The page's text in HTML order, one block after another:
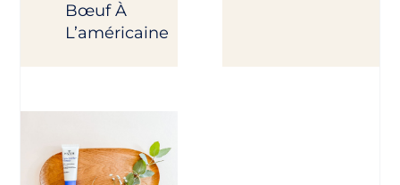
Bœuf À
L’américaine